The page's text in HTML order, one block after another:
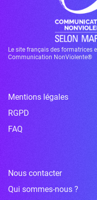
Le site français des formatrices
Communication NonViolente®
Mentions légales
RGPD
FAQ
Nous contacter
Qui sommes-nous ?